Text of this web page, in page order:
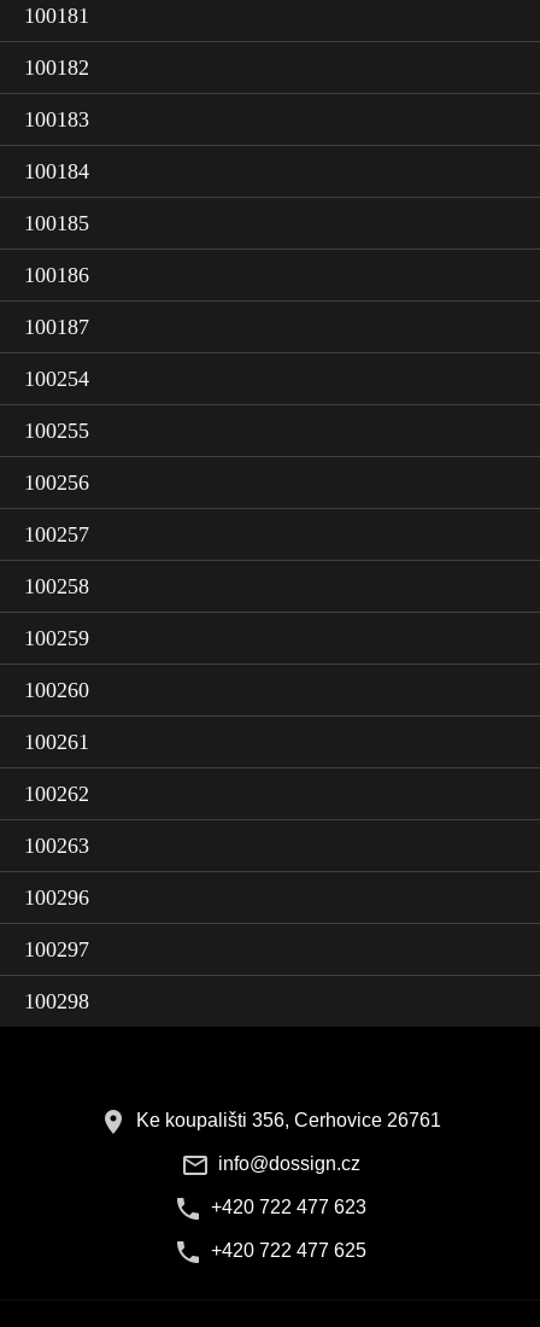
100181
100182
100183
100184
100185
100186
100187
100254
100255
100256
100257
100258
100259
100260
100261
100262
100263
100296
100297
100298
Ke koupališti 356, Cerhovice 26761
info@dossign.cz
+420 722 477 623
+420 722 477 625